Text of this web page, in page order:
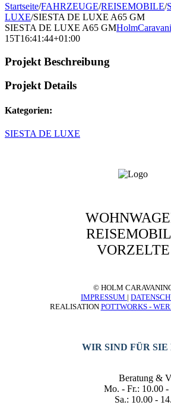
Startseite/FAHRZEUGE/REISEMOBILE/
LUXE/SIESTA DE LUXE A65 GM
SIESTA DE LUXE A65 GM
15T16:41:44+01:00
Projekt Beschreibung
Projekt Details
Kategorien:
SIESTA DE LUXE
VORZELTE
© HOLM
IMPRESSUM |
REALISATION POTTWORKS -
WIR SIND FÜR SIE
Beratung &
Mo. - Fr.: 10.00
Sa.: 10.00 -